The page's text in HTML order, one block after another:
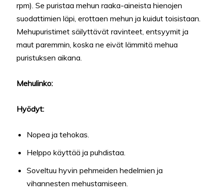
rpm). Se puristaa mehun raaka-aineista hienojen
suodattimien läpi, erottaen mehun ja kuidut toisistaan.
Mehupuristimet säilyttävät ravinteet, entsyymit ja
maut paremmin, koska ne eivät lämmitä mehua
puristuksen aikana.
Mehulinko:
Hyödyt:
Nopea ja tehokas.
Helppo käyttää ja puhdistaa.
Soveltuu hyvin pehmeiden hedelmien ja
vihannesten mehustamiseen.